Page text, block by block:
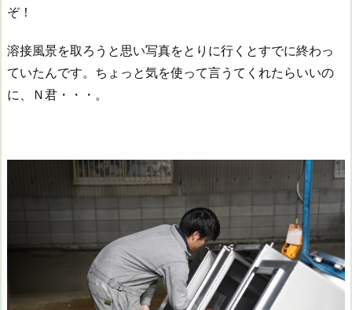
ぞ！
溶接風景を取ろうと思い写真をとりに行くとすでに終わっ
ていたんです。ちょっと気を使って言うてくれたらいいの
に、Ｎ君・・・。